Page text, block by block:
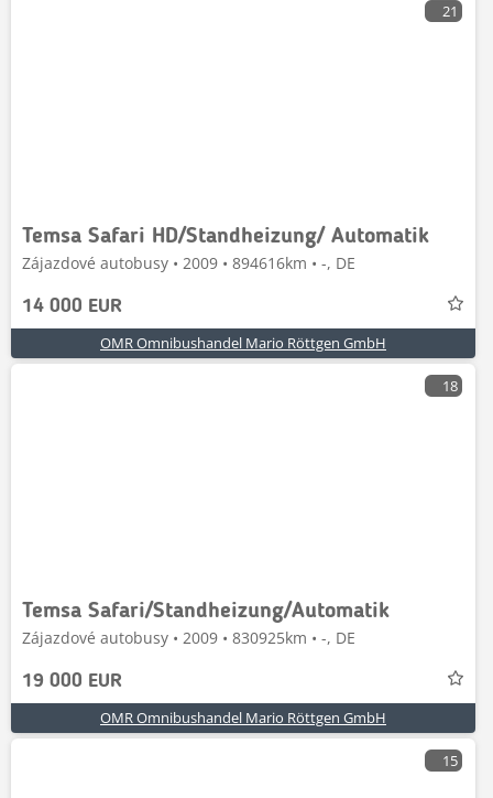
21
Temsa Safari HD/Standheizung/ Automatik
Zájazdové autobusy • 2009 • 894616km • -, DE
14 000 EUR
OMR Omnibushandel Mario Röttgen GmbH
18
Temsa Safari/Standheizung/Automatik
Zájazdové autobusy • 2009 • 830925km • -, DE
19 000 EUR
OMR Omnibushandel Mario Röttgen GmbH
15